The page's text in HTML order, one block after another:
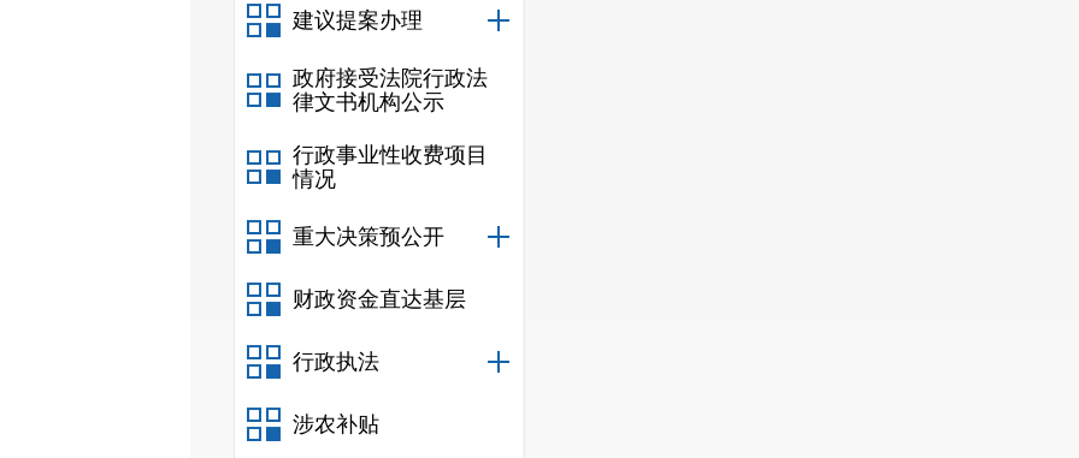
建议提案办理
政府接受法院行政法
律文书机构公示
行政事业性收费项目
情况
重大决策预公开
财政资金直达基层
行政执法
涉农补贴